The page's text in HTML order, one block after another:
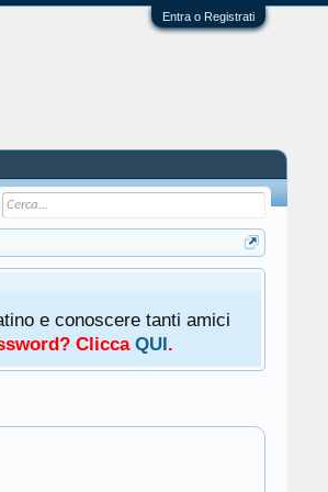
Entra o Registrati
e conoscere tanti amici
Clicca QUI.